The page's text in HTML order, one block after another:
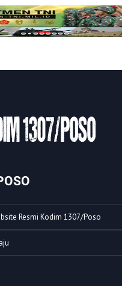
Resmi Kodim 1307/Poso